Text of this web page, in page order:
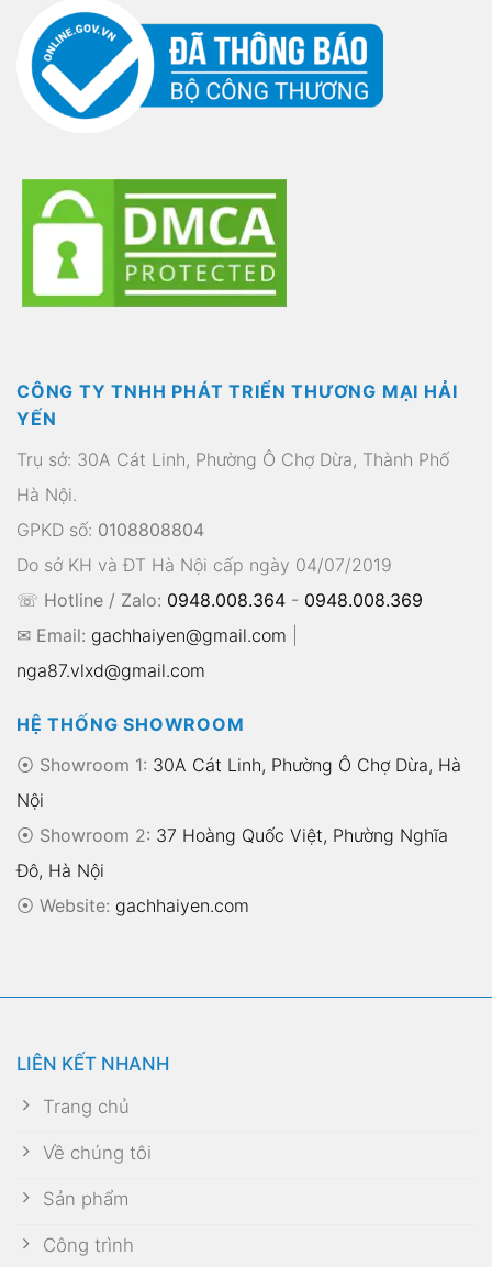
CÔNG TY TNHH PHÁT TRIỂN THƯƠNG MẠI HẢI
YẾN
Trụ sở: 30A Cát Linh, Phường Ô Chợ Dừa, Thành Phố
Hà Nội.
GPKD số: 0108808804
Do sở KH và ĐT Hà Nội cấp ngày 04/07/2019
☏ Hotline / Zalo: 0948.008.364 - 0948.008.369
✉ Email: gachhaiyen@gmail.com
nga87.vlxd@gmail.com
HỆ THỐNG SHOWROOM
⦿ Showroom 1: 30A Cát Linh, Phường Ô Chợ Dừa, Hà
Nội
⦿ Showroom 2: 37 Hoàng Quốc Việt, Phường Nghĩa
Đô, Hà Nội
⦿ Website: gachhaiyen.com
LIÊN KẾT NHANH
Trang chủ
Về chúng tôi
Sản phẩm
Công trình